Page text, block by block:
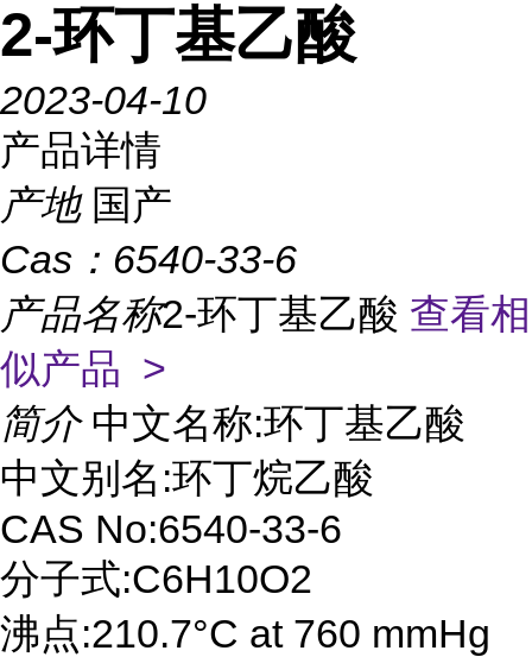
2-环丁基乙酸
2023-04-10
产品详情
产地 国产
Cas： 6540-33-6
产品名称2-环丁基乙酸 查看相
似产品 >
简介 中文名称:环丁基乙酸
中文别名:环丁烷乙酸
CAS No:6540-33-6
分子式:C6H10O2
沸点:210.7°C at 760 mmHg